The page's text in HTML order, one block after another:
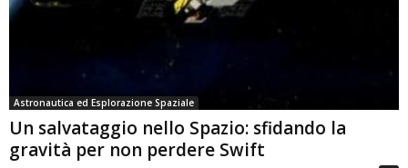
Astronautica ed Esplorazione Spaziale
Un salvataggio nello Spazio: sfidando la
gravità per non perdere Swift